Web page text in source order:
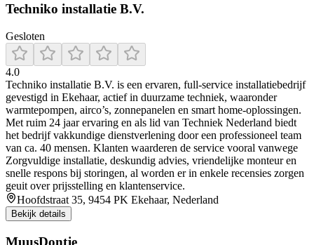
Techniko installatie B.V.
Gesloten
4.0
Techniko installatie B.V. is een ervaren, full-service installatiebedrijf
gevestigd in Ekehaar, actief in duurzame techniek, waaronder
warmtepompen, airco’s, zonnepanelen en smart home-oplossingen.
Met ruim 24 jaar ervaring en als lid van Techniek Nederland biedt
het bedrijf vakkundige dienstverlening door een professioneel team
van ca. 40 mensen. Klanten waarderen de service vooral vanwege
Zorgvuldige installatie, deskundig advies, vriendelijke monteur en
snelle respons bij storingen, al worden er in enkele recensies zorgen
geuit over prijsstelling en klantenservice.
Hoofdstraat 35, 9454 PK Ekehaar, Nederland
Bekijk details
MuusDontje